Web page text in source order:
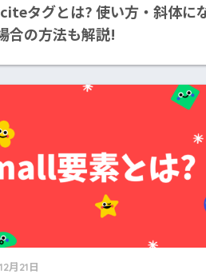
タグとは? 使い方・斜体に
合の方法も解説!
月21日